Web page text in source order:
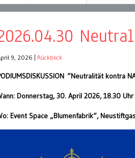
9, 2026 Rückblick
“Neutralität kontra
Donnerstag, 30. April 2026, 18.30 Uhr
Event Space „Blumenfabrik“,